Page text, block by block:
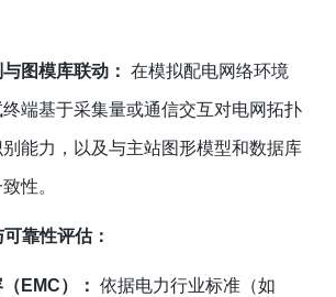
图模库联动： 在模拟配电网络环境
端基于采集量或通信交互对电网拓扑
能力，以及与主站图形模型和数据库
性。
靠性评估：
EMC）： 依据电力行业标准（如